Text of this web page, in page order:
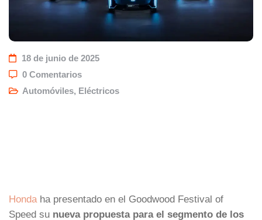
18 de junio de 2025
0 Comentarios
Automóviles, Eléctricos
Honda ha presentado en el Goodwood Festival of
Speed su nueva propuesta para el segmento de los